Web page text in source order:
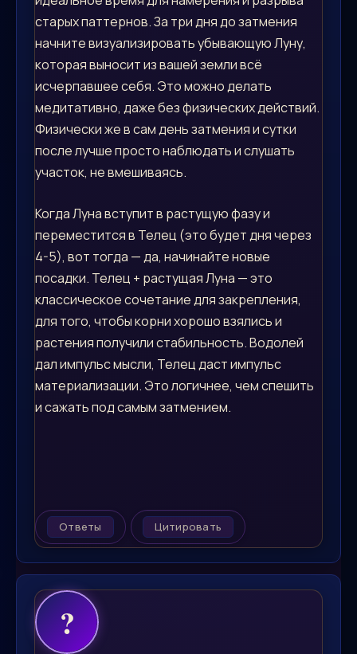
старых паттернов. За три дня до затмения
начните визуализировать убывающую Луну,
которая выносит из вашей земли всё
исчерпавшее себя. Это можно делать
медитативно, даже без физических действий.
Физически же в сам день затмения и сутки
после лучше просто наблюдать и слушать
участок, не вмешиваясь.
Когда Луна вступит в растущую фазу и
переместится в Телец (это будет дня через
4-5), вот тогда — да, начинайте новые
посадки. Телец + растущая Луна — это
классическое сочетание для закрепления,
для того, чтобы корни хорошо взялись и
растения получили стабильность. Водолей
дал импульс мысли, Телец даст импульс
материализации. Это логичнее, чем спешить
и сажать под самым затмением.
Ответы Цитировать